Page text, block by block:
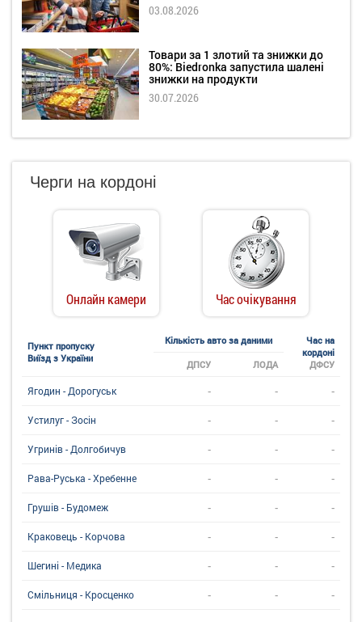
03.08.2026
Товари за 1 злотий та знижки до
80%: Biedronka запустила шалені
знижки на продукти
30.07.2026
Черги на кордоні
Онлайн камери Час очікування
Пункт пропуску
Виїзд з України
Кількість авто за даними
Час на
кордоні
ДФСУ
ДПСУ ЛОДА
Ягодин - Дорогуськ - - -
Устилуг - Зосін - - -
Угринiв - Долгобичув - - -
Рава-Руська - Хребенне - - -
Грушів - Будомеж - - -
Краковець - Корчова - - -
Шегині - Медика - - -
Смільниця - Кросценко - - -